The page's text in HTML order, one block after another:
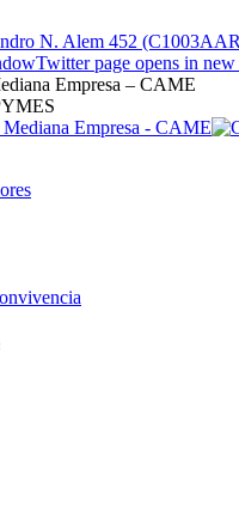
N. Alem 452
Twitter page opens in
Empresa – CAME